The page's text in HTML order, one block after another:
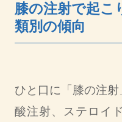
膝の注射で起こ
類別の傾向
ひと口に「膝の注
酸注射、ステロイ